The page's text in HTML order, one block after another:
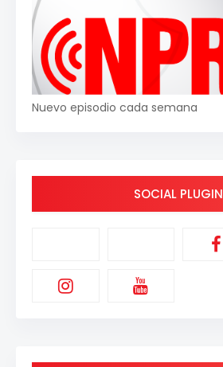
Nuevo episodio cada semana
SOCIAL PLUGIN